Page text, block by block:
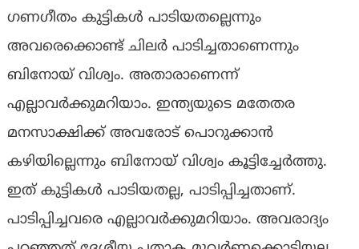
ഗണഗീതം കുട്ടികള്‍ പാടിയതല്ലെന്നും
അവരെക്കൊണ്ട് ചിലര്‍ പാടിച്ചതാണെന്നും
ബിനോയ് വിശ്വം. അതാരാണെന്ന്
എല്ലാവര്‍ക്കുമറിയാം. ഇന്ത്യയുടെ മതേതര
മനസാക്ഷിക്ക് അവരോട് പൊറുക്കാന്‍
കഴിയില്ലെന്നും ബിനോയ് വിശ്വം കൂട്ടിച്ചേര്‍ത്തു.
ഇത് കുട്ടികള്‍ പാടിയതല്ല, പാടിപ്പിച്ചതാണ്.
പാടിപ്പിച്ചവരെ എല്ലാവര്‍ക്കുമറിയാം. അവരാദ്യം